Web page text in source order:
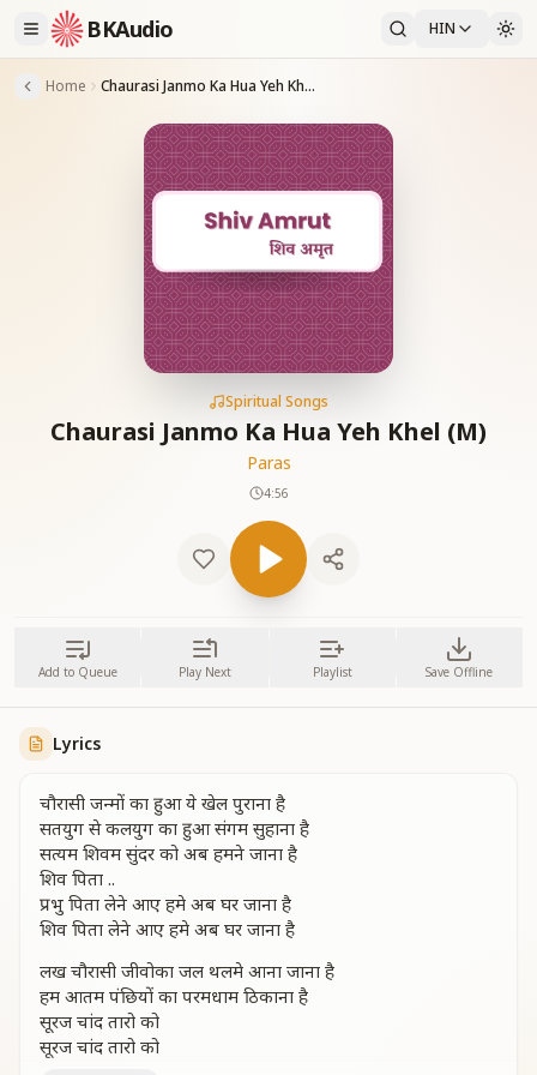
BKAudio HIN
Home Chaurasi Janmo Ka Hua Yeh Khel (M)
Spiritual Songs
Chaurasi Janmo Ka Hua Yeh Khel (M)
Paras
4:56
Add to Queue Play Next Playlist Save Offline
Lyrics
चौरासी जन्मों का हुआ ये खेल पुराना है
सतयुग से कलयुग का हुआ संगम सुहाना है
सत्यम शिवम सुंदर को अब हमने जाना है
शिव पिता ..
प्रभु पिता लेने आए हमे अब घर जाना है
शिव पिता लेने आए हमे अब घर जाना है
लख चौरासी जीवोका जल थलमे आना जाना है
हम आतम पंछियों का परमधाम ठिकाना है
सूरज चांद तारो को
सूरज चांद तारो को